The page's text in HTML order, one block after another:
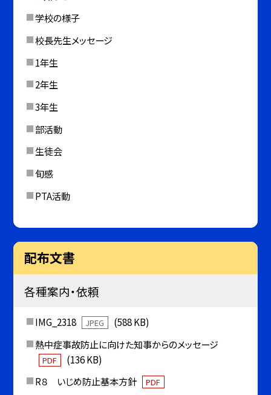
学校の様子
校長先生メッセージ
1年生
2年生
3年生
部活動
生徒会
旬感
PTA活動
配布文書
各種案内・依頼
IMG_2318 JPEG
(588 KB)
熱中症事故防止に向けた知事からのメッセージ
PDF
(136 KB)
R８ いじめ防止基本方針
PDF